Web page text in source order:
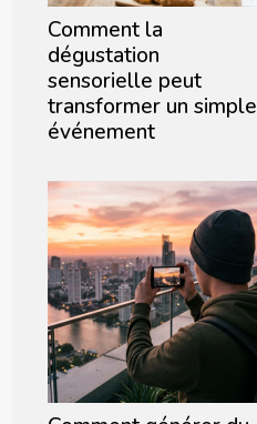
Comment la
dégustation
sensorielle peut
transformer un simple
événement